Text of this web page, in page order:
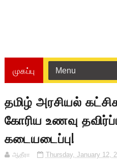
முகப்பு
தமிழ் அரசியல்
கோரிய உணவு தவிர்ப்பு
கடையடைப்பு!
ஆதீரா Thursday, January 12,